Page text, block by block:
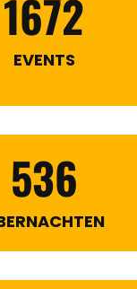
1672
EVENTS
536